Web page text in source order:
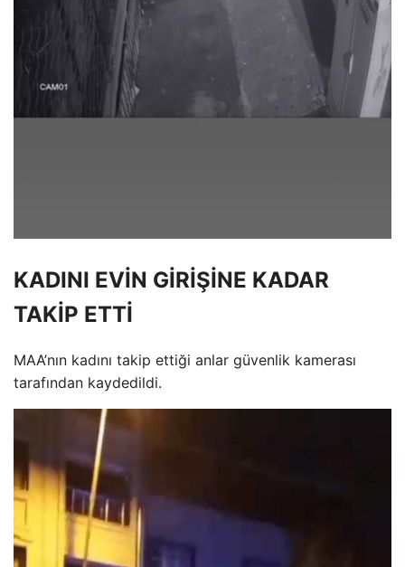
KADINI EVİN GİRİŞİNE KADAR
TAKİP ETTİ
MAA’nın kadını takip ettiği anlar güvenlik kamerası
tarafından kaydedildi.